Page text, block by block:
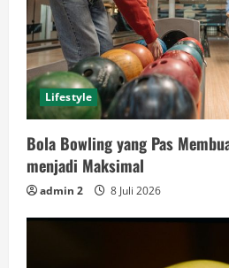
Lifestyle
Bola Bowling yang Pas
menjadi Maksimal
admin 2 8 Juli 2026